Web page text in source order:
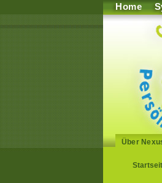
Home
Über